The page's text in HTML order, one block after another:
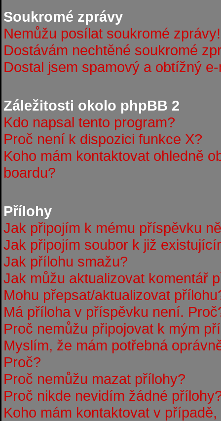
Soukromé zprávy
Nemůžu posílat soukromé zprávy!
Dostávám nechtěné soukromé
Dostal jsem spamový a obtížný
Záležitosti okolo phpBB 2
Kdo napsal tento program?
Proč není k dispozici funkce X?
Koho mám kontaktovat ohledně
boardu?
Přílohy
Jak připojím k mému příspěvku
Jak připojím soubor k již
Jak přílohu smažu?
Jak můžu aktualizovat komentář
Mohu přepsat/aktualizovat
Má příloha v příspěvku není.
Proč nemůžu připojovat k mým
Myslím, že mám potřebná
Proč?
Proč nemůžu mazat přílohy?
Proč nikde nevidím žádné
Koho mám kontaktovat v